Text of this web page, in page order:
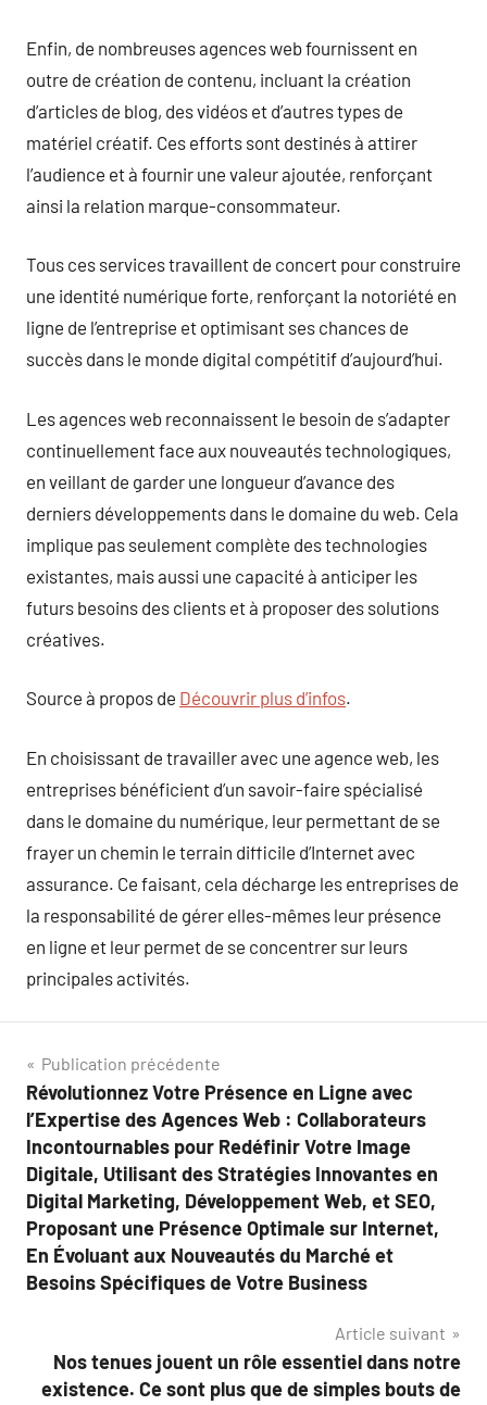
Enfin, de nombreuses agences web fournissent en
outre de création de contenu, incluant la création
d’articles de blog, des vidéos et d’autres types de
matériel créatif. Ces efforts sont destinés à attirer
l’audience et à fournir une valeur ajoutée, renforçant
ainsi la relation marque-consommateur.
Tous ces services travaillent de concert pour construire
une identité numérique forte, renforçant la notoriété en
ligne de l’entreprise et optimisant ses chances de
succès dans le monde digital compétitif d’aujourd’hui.
Les agences web reconnaissent le besoin de s’adapter
continuellement face aux nouveautés technologiques,
en veillant de garder une longueur d’avance des
derniers développements dans le domaine du web. Cela
implique pas seulement complète des technologies
existantes, mais aussi une capacité à anticiper les
futurs besoins des clients et à proposer des solutions
créatives.
Source à propos de Découvrir plus d’infos.
En choisissant de travailler avec une agence web, les
entreprises bénéficient d’un savoir-faire spécialisé
dans le domaine du numérique, leur permettant de se
frayer un chemin le terrain difficile d’Internet avec
assurance. Ce faisant, cela décharge les entreprises de
la responsabilité de gérer elles-mêmes leur présence
en ligne et leur permet de se concentrer sur leurs
principales activités.
Navigation
de
l’article
Publication précédente
Révolutionnez Votre Présence en Ligne avec
l’Expertise des Agences Web : Collaborateurs
Incontournables pour Redéfinir Votre Image
Digitale, Utilisant des Stratégies Innovantes en
Digital Marketing, Développement Web, et SEO,
Proposant une Présence Optimale sur Internet,
En Évoluant aux Nouveautés du Marché et
Besoins Spécifiques de Votre Business
Article suivant
Nos tenues jouent un rôle essentiel dans notre
existence. Ce sont plus que de simples bouts de